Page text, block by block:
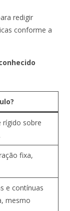
redigir
conforme a
rígido sobre
fixa,
e contínuas
mesmo